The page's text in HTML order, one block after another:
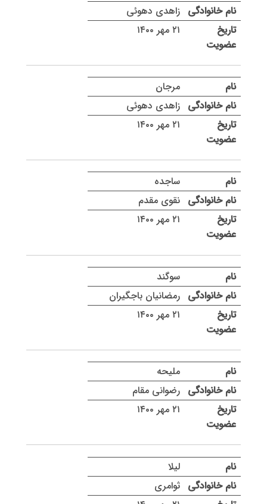
زاهدی دهوئی
۲۱ مهر ۱۴۰۰
مرجان
زاهدی دهوئی
۲۱ مهر ۱۴۰۰
ساجده
نقوی مقدم
۲۱ مهر ۱۴۰۰
سوگند
رمضانیان باجگیران
۲۱ مهر ۱۴۰۰
ملیحه
رضوانی مقام
۲۱ مهر ۱۴۰۰
لیلا
ثوامری